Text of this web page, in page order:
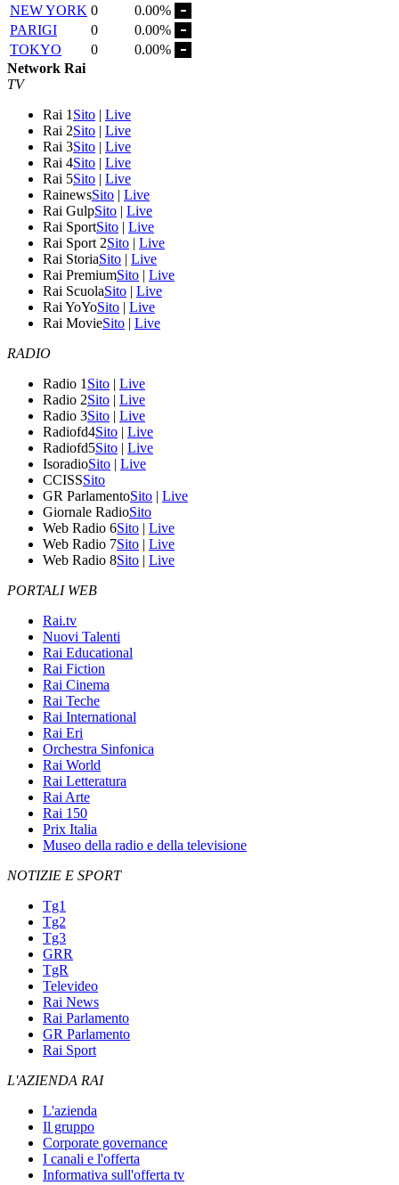
NEW YORK 0
0.00%
PARIGI
0
0.00%
TOKYO
0
0.00%
Network Rai
TV
Rai 1 Sito | Live
Rai 2Sito | Live
Rai 3Sito | Live
Rai 4Sito | Live
Rai 5Sito | Live
RainewsSito | Live
Rai GulpSito | Live
Rai SportSito | Live
Rai Sport 2Sito | Live
Rai StoriaSito | Live
Rai PremiumSito | Live
Rai ScuolaSito | Live
Rai YoYoSito | Live
Rai MovieSito | Live
RADIO
Radio 1 Sito | Live
Radio 2Sito | Live
Radio 3Sito | Live
Radiofd4Sito | Live
Radiofd5Sito | Live
IsoradioSito | Live
CCISSSito
GR ParlamentoSito | Live
Giornale RadioSito
Web Radio 6Sito | Live
Web Radio 7Sito | Live
Web Radio 8Sito | Live
PORTALI WEB
Rai.tv
Nuovi Talenti
Rai Educational
Rai Fiction
Rai Cinema
Rai Teche
Rai International
Rai Eri
Orchestra Sinfonica
Rai World
Rai Letteratura
Rai Arte
Rai 150
Prix Italia
Museo della radio e della televisione
NOTIZIE E SPORT
Tg1
Tg2
Tg3
GRR
TgR
Televideo
Rai News
Rai Parlamento
GR Parlamento
Rai Sport
L'AZIENDA RAI
L'azienda
Il gruppo
Corporate governance
I canali e l'offerta
Informativa sull'offerta tv